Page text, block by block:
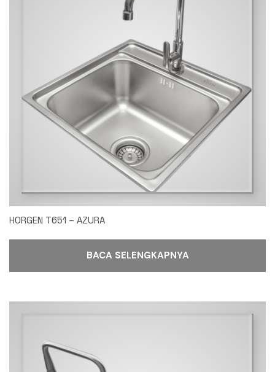
HORGEN T651 – AZURA
BACA SELENGKAPNYA